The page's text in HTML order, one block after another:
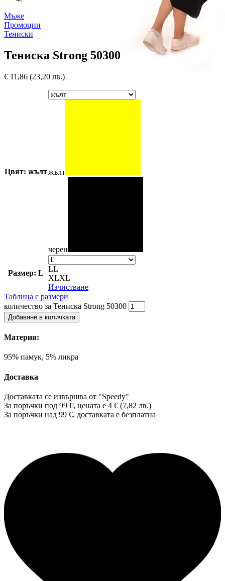
Мъже
Промоции
Тениски
Тениска Strong 50300
€ 11,86 (23,20 лв.)
Цвят: жълтжълт
черен
Размер: L LL
XLXL
Изчистване
Таблица с размери
количество за Тениска Strong 50300
Добавяне в количката
Материя:
95% памук, 5% ликра
Доставка
Доставката се извършва от "Speedy"
За поръчки под 99 €, цената е 4 € (7,82 лв.)
За поръчки над 99 €, доставката е безплатна